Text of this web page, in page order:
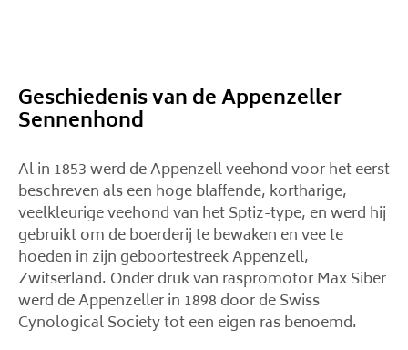
Geschiedenis van de Appenzeller
Sennenhond
Al in 1853 werd de Appenzell veehond voor het eerst
beschreven als een hoge blaffende, kortharige,
veelkleurige veehond van het Sptiz-type, en werd hij
gebruikt om de boerderij te bewaken en vee te
hoeden in zijn geboortestreek Appenzell,
Zwitserland. Onder druk van raspromotor Max Siber
werd de Appenzeller in 1898 door de Swiss
Cynological Society tot een eigen ras benoemd.